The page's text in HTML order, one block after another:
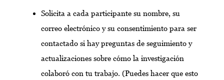
Solicita a cada participante su nombre, su
correo electrónico y su consentimiento para ser
contactado si hay preguntas de seguimiento y
actualizaciones sobre cómo la investigación
colaboró con tu trabajo. (Puedes hacer que esto